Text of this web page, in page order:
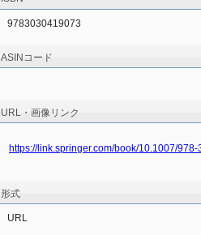
9783030419073
ASINコード
URL・画像リンク
https://link.springer.com/book/10.1007/
形式
URL